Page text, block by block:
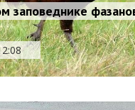
заповеднике